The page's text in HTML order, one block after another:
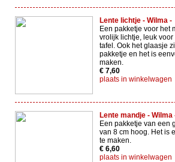
Lente lichtje - Wilma -
Een pakketje voor het
vrolijk lichtje, leuk
tafel. Ook het glaasje
pakketje en het is
maken.
€ 7,60
plaats in winkelwagen
Lente mandje - Wilma
Een pakketje van een
van 8 cm hoog. Het is
te maken.
€ 6,60
plaats in winkelwagen